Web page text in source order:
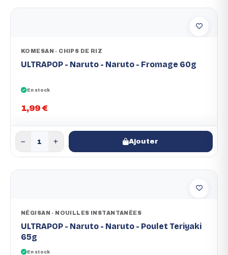
KOMESAN - CHIPS DE RIZ
ULTRAPOP - Naruto - Naruto - Fromage 60g
En stock
1,99 €
Ajouter
NÉGISAN - NOUILLES INSTANTANÉES
ULTRAPOP - Naruto - Naruto - Poulet Teriyaki
65g
En stock